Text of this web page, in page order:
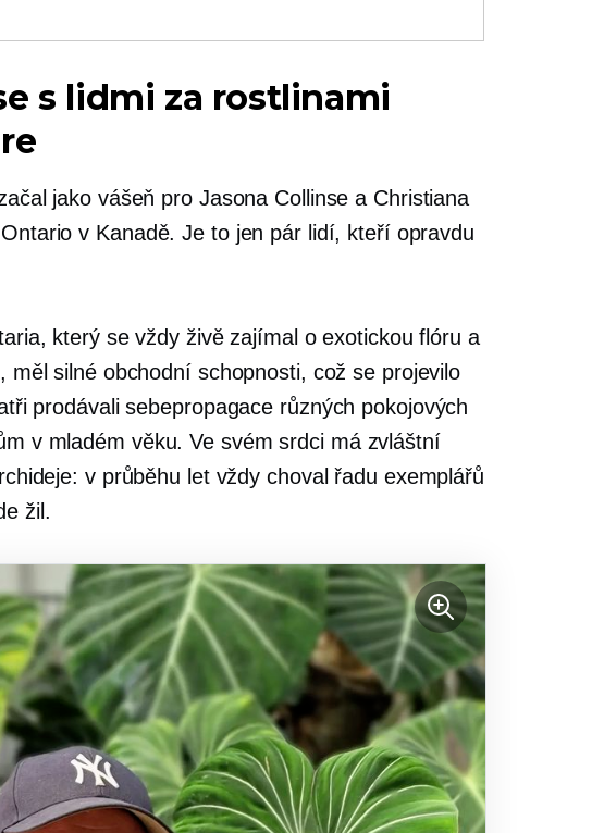
s lidmi za rostlinami
jako vášeň pro Jasona Collinse a Christiana
v Kanadě. Je to jen pár lidí, kteří opravdu
který se vždy živě zajímal o exotickou flóru a
měl silné obchodní schopnosti, což se projevilo
prodávalisebepropagace různých pokojových
v mladém věku. Ve svém srdci má zvláštní
v průběhu let vždy choval řadu exemplářů
žil.